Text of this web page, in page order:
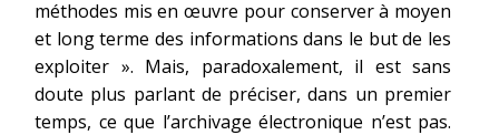
méthodes mis en œuvre pour conserver à moyen
et long terme des informations dans le but de les
exploiter ». Mais, paradoxalement, il est sans
doute plus parlant de préciser, dans un premier
temps, ce que l’archivage électronique n’est pas.